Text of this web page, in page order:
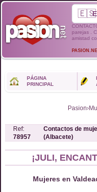
🇪🇸
parejas .
amistad
PÁGINA
PRINCIPAL
Pasion›
Ref:
78957
Contactos de
(Albacete)
¡JULI,
Mujeres en